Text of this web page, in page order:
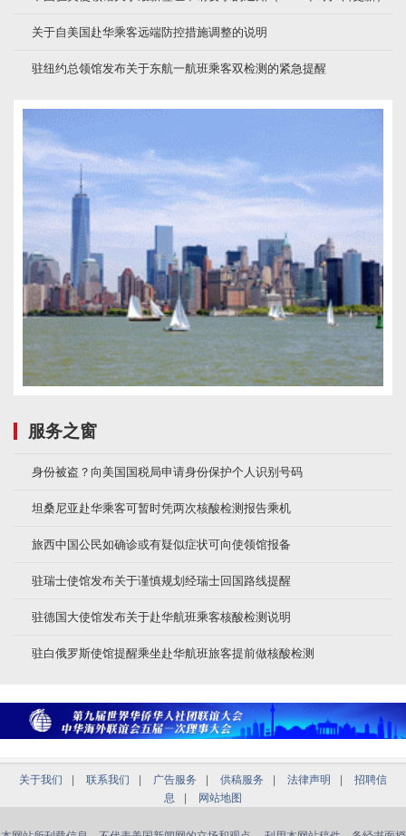
关于自美国赴华乘客远端防控措施调整的说明
驻纽约总领馆发布关于东航一航班乘客双检测的紧急提醒
服务之窗
身份被盗？向美国国税局申请身份保护个人识别号码
坦桑尼亚赴华乘客可暂时凭两次核酸检测报告乘机
旅西中国公民如确诊或有疑似症状可向使领馆报备
驻瑞士使馆发布关于谨慎规划经瑞士回国路线提醒
驻德国大使馆发布关于赴华航班乘客核酸检测说明
驻白俄罗斯使馆提醒乘坐赴华航班旅客提前做核酸检测
关于我们 联系我们 广告服务 供稿服务 法律声明
招聘信
息
网站地图